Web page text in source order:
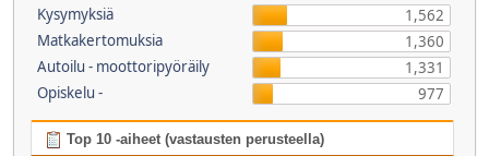
Kysymyksiä
1,562
Matkakertomuksia
1,360
Autoilu - moottoripyöräily
1,331
Opiskelu -
977
Top 10 -aiheet (vastausten perusteella)